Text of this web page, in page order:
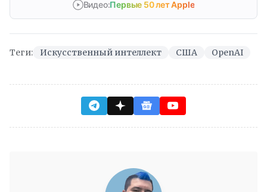
Видео:Первые 50 лет Apple
Теги: Искусственный интеллект США OpenAI